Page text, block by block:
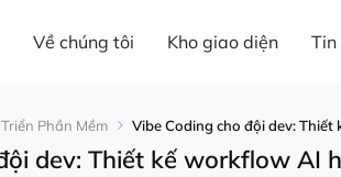
Về chúng tôi Kho giao diện Tin
Phần Mềm Vibe Coding cho đội dev: Thiết
dev: Thiết kế workflow AI